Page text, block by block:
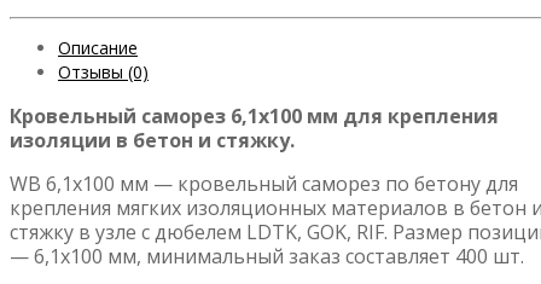
Описание
Отзывы (0)
Кровельный саморез 6,1х100 мм для крепления
изоляции в бетон и стяжку.
WB 6,1х100 мм — кровельный саморез по бетону для
крепления мягких изоляционных материалов в бетон
стяжку в узле с дюбелем LDTK, GOK, RIF. Размер
— 6,1х100 мм, минимальный заказ составляет 400 шт.